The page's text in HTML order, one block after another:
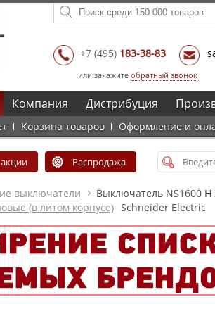
+7 (495) 183-38-83
или закажите обратный звонок
Корзина товаров Оформление и
Компания Дистрибуция
Распродажа
выключатели
(в литом корпусе)
Выключатель NS1600 H
Schneider Electric